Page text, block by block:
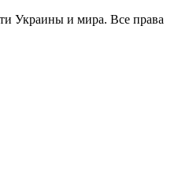
Украины и мира. Все права